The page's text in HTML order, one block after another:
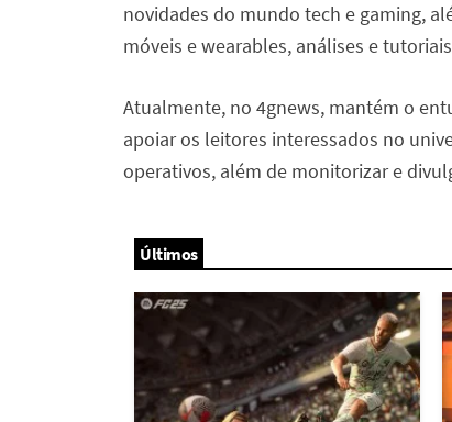
novidades do mundo tech e gaming,
móveis e wearables, análises e
Atualmente, no 4gnews, mantém o
apoiar os leitores interessados no
operativos, além de monitorizar e
Últimos